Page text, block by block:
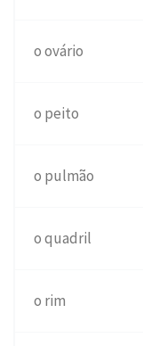
o ovário
o peito
o pulmão
o quadril
o rim